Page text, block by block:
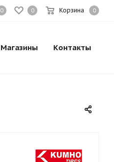
0 0 Корзина 0
Магазины Контакты